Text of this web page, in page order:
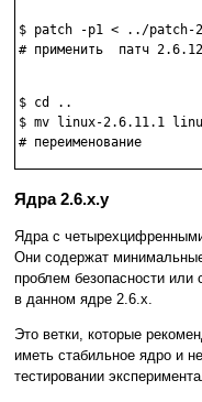
$ patch -p1 < ../patch-
# применить  патч 2.6.12
$ cd ..
$ mv linux-2.6.11.1
Ядра 2.6.x.y
Ядра с
Они содержат
проблем безопасности
в данном ядре 2.6.х.
Это ветки, которые
иметь стабильное ядро и
тестировании